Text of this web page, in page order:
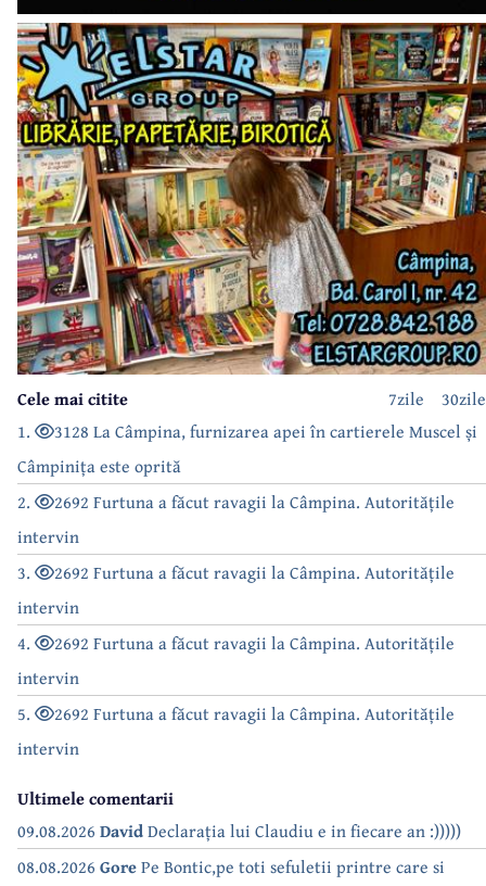
30zile
7zile
Cele mai citite
1.
3128 La Câmpina, furnizarea apei în cartierele Muscel și
Câmpinița este oprită
2.
2692 Furtuna a făcut ravagii la Câmpina. Autoritățile
intervin
3.
2692 Furtuna a făcut ravagii la Câmpina. Autoritățile
intervin
4.
2692 Furtuna a făcut ravagii la Câmpina. Autoritățile
intervin
5.
2692 Furtuna a făcut ravagii la Câmpina. Autoritățile
intervin
Ultimele comentarii
09.08.2026 DavidDeclarația lui Claudiu e in fiecare an :)))))
08.08.2026 GorePe Bontic,pe toti sefuletii printre care si